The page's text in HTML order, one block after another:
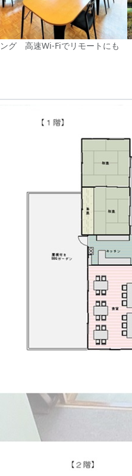
グ 高速Wi-Fiでリモートにも